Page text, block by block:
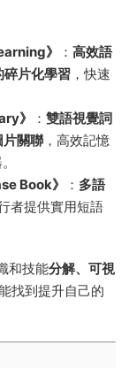
》
： 高效語
片化學習 ，快速
》
： 雙語視覺詞
片關聯，高效記憶
Book》
： 多語
者提供實用短語
和技能分解、可視
找到提升自己的